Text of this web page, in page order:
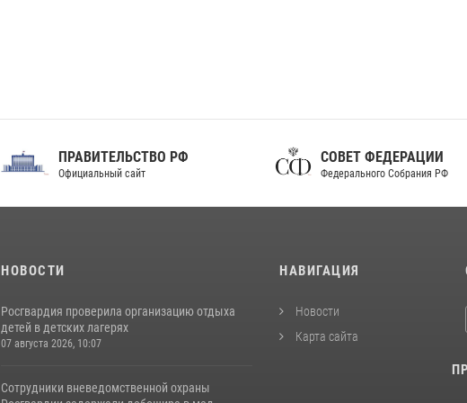
ПРАВИТЕЛЬСТВО РФ
Официальный сайт
СОВЕТ ФЕДЕРАЦИИ
Федерального Собрания РФ
НОВОСТИ
Росгвардия проверила организацию отдыха
детей в детских лагерях
07 августа 2026, 10:07
Сотрудники вневедомственной охраны
НАВИГАЦИЯ
Новости
Карта сайта